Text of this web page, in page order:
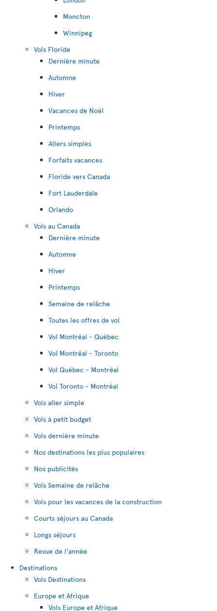
Moncton
Winnipeg
Vols Floride
Dernière minute
Automne
Hiver
Vacances de Noël
Printemps
Allers simples
Forfaits vacances
Floride vers Canada
Fort Lauderdale
Orlando
Vols au Canada
Dernière minute
Automne
Hiver
Printemps
Semaine de relâche
Toutes les offres de vol
Vol Montréal - Québec
Vol Montréal - Toronto
Vol Québec - Montréal
Vol Toronto - Montréal
Vols aller simple
Vols à petit budget
Vols dernière minute
Nos destinations les plus populaires
Nos publicités
Vols Semaine de relâche
Vols pour les vacances de la construction
Courts séjours au Canada
Longs séjours
Revue de l'année
Destinations
Vols Destinations
Europe et Afrique
Vols Europe et Afrique